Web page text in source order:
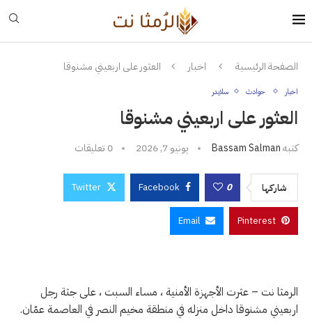
الصفحة الرئيسية اخبار العثور على اربعيني مشنوقا
اخبار حوادث سلايدر
العثور على اربعيني مشنوقا
كتبهBassam Salman يونيو 7, 2026 0 تعليقات
شاركها 0
Facebook
Twitter
Pinterest
Email
الرمثا نت – عثرت الأجهزة الأمنية ، مساء السبت ، على جثة رجل
اربعيني مشنوقا داخل منزله في منطقة مخيم النصر في العاصمة عمّان.